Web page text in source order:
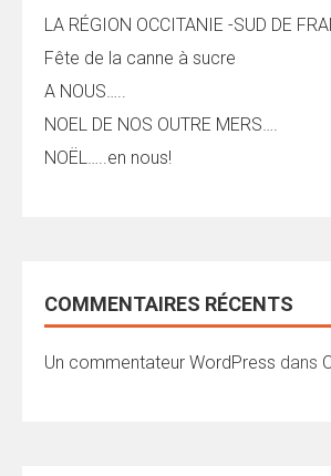
LA RÉGION OCCITANIE -SUD DE
Fête de la canne à sucre
A NOUS…..
NOEL DE NOS OUTRE MERS….
NOËL…..en nous!
COMMENTAIRES RÉCENTS
Un commentateur WordPress dans